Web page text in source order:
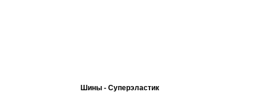
Шины - Суперэластик